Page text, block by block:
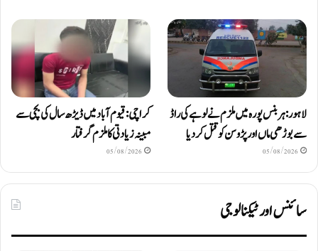
لاہور: ہربنس پورہ میں ملزم نے لوہے کی راڈ
سے بوڑھی ماں اور پڑوسن کو قتل کر دیا
05/08/2026
کراچی: قیوم آباد میں ڈیڑھ سال کی بچی سے
مبینہ زیادتی کا ملزم گرفتار
05/08/2026
سائنس اور ٹیکنالوجی